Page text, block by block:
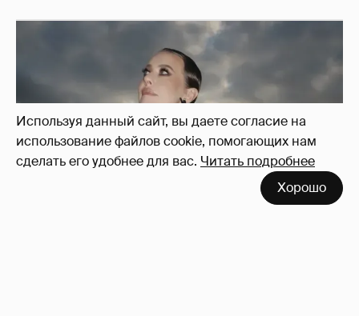
Используя данный сайт, вы даете согласие на
использование файлов cookie, помогающих нам
сделать его удобнее для вас. Читать подробнее
Хорошо